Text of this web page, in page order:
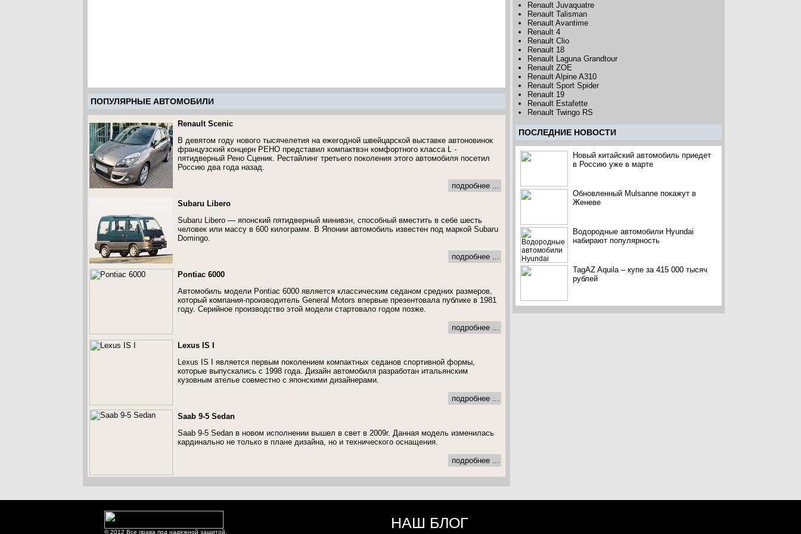
ПОПУЛЯРНЫЕ АВТОМОБИЛИ
Renault Scenic
В девятом году нового тысячелетия на ежегодной швейцарской выставке автоновинок
французский концерн РЕНО представил компактвэн комфортного класса L -
пятидверный Рено Сценик. Рестайлинг третьего поколения этого автомобиля посетил
Россию два года назад.
подробнее ...
Subaru Libero
Subaru Libero — японский пятидверный минивэн, способный вместить в себе шесть
человек или массу в 600 килограмм. В Японии автомобиль известен под маркой Subaru
Domingo.
подробнее ...
Pontiac 6000
Автомобиль модели Pontiac 6000 является классическим седаном средних размеров,
который компания-производитель General Motors впервые презентовала публике в 1981
году. Серийное производство этой модели стартовало годом позже.
подробнее ...
Lexus IS I
Lexus IS I является первым поколением компактных седанов спортивной формы,
которые выпускались с 1998 года. Дизайн автомобиля разработан итальянским
кузовным ателье совместно с японскими дизайнерами.
подробнее ...
Saab 9-5 Sedan
Saab 9-5 Sedan в новом исполнении вышел в свет в 2009г. Данная модель изменилась
кардинально не только в плане дизайна, но и технического оснащения.
подробнее ...
Renault Juvaquatre
Renault Talisman
Renault Avantime
Renault 4
Renault Clio
Renault 18
Renault Laguna Grandtour
Renault ZOE
Renault Alpine A310
Renault Sport Spider
Renault 19
Renault Estafette
Renault Twingo RS
ПОCЛЕДНИЕ НОВОСТИ
Новый китайский автомобиль приедет
в Россию уже в марте
Обновленный Mulsanne покажут в
Женеве
Водородные автомобили Hyundai
набирают популярность
TagAZ Aquila – купе за 415 000 тысяч
рублей
© 2012 Все права под надежной защитой.
НАШ БЛОГ